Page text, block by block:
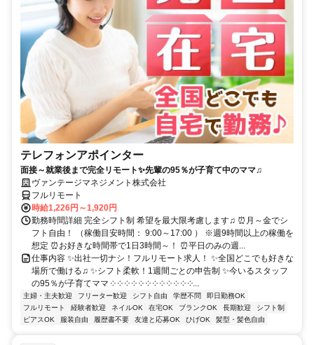
テレフォンアポインター
面接～就業後まで完全リモート✨先輩の95％が子育て中のママ♫
ヴァンテージマネジメント株式会社
フルリモート
時給1,226円～1,920円
勤務時間詳細 完全シフト制 希望を最大限考慮します♫ ⏰月～金でシ
フト自由！ （稼働目安時間： 9:00～17:00 ） ※週9時間以上の稼働を
想定 ⏰お好きな時間帯で1日3時間～！ ⏰平日のみの週...
仕事内容 ✨出社一切ナシ！フルリモート求人！ ✨全国どこでも好きな
場所で働ける♫ ✨シフト柔軟！1週間ごとの申告制 ✨今いるスタッフ
の95％が子育てママ ༶ ༶ ༶ ༶ ༶ ༶ ༶ ༶ ༶ ༶ ༶ ༶...
主婦・主夫歓迎 フリーター歓迎 シフト自由 学歴不問
即日勤務OK
フルリモート
経験者歓迎 ネイルOK 在宅OK ブランクOK 長期歓迎
シフト制
ピアスOK
服装自由 履歴書不要 友達と応募OK ひげOK 髪型・髪色自由